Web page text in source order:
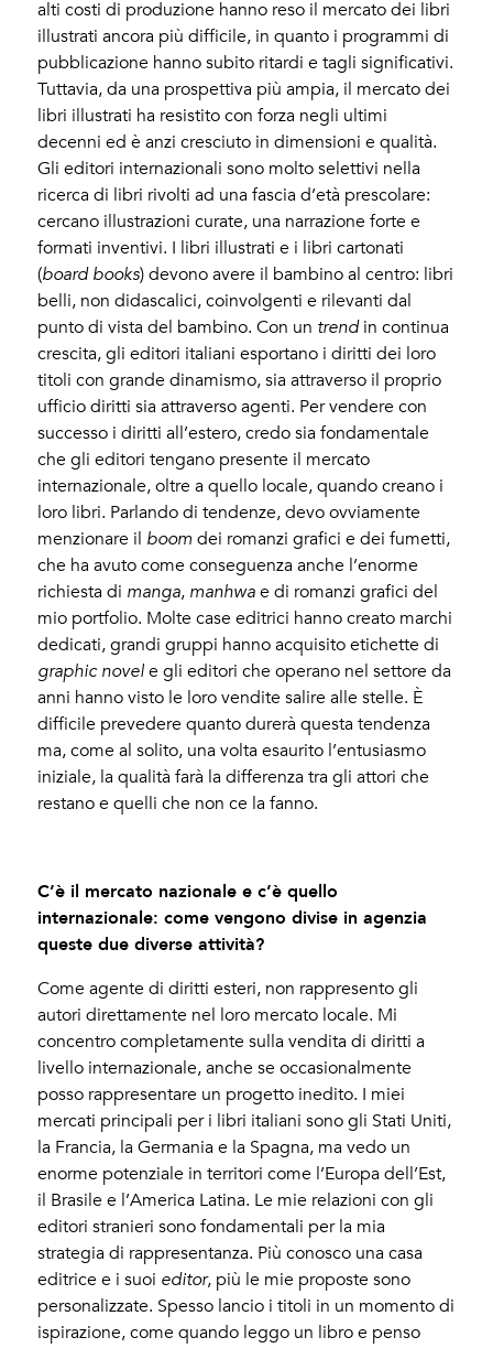
alti costi di produzione hanno reso il mercato dei libri
illustrati ancora più difficile, in quanto i programmi di
pubblicazione hanno subito ritardi e tagli significativi.
Tuttavia, da una prospettiva più ampia, il mercato dei
libri illustrati ha resistito con forza negli ultimi
decenni ed è anzi cresciuto in dimensioni e qualità.
Gli editori internazionali sono molto selettivi nella
ricerca di libri rivolti ad una fascia d’età prescolare:
cercano illustrazioni curate, una narrazione forte e
formati inventivi. I libri illustrati e i libri cartonati
(board books) devono avere il bambino al centro: libri
belli, non didascalici, coinvolgenti e rilevanti dal
punto di vista del bambino. Con un trendin continua
crescita, gli editori italiani esportano i diritti dei loro
titoli con grande dinamismo, sia attraverso il proprio
ufficio diritti sia attraverso agenti. Per vendere con
successo i diritti all’estero, credo sia fondamentale
che gli editori tengano presente il mercato
internazionale, oltre a quello locale, quando creano i
loro libri. Parlando di tendenze, devo ovviamente
menzionare il boom dei romanzi grafici e dei fumetti,
che ha avuto come conseguenza anche l’enorme
richiesta di manga, manhwa e di romanzi grafici del
mio portfolio. Molte case editrici hanno creato marchi
dedicati, grandi gruppi hanno acquisito etichette di
graphic novel e gli editori che operano nel settore da
anni hanno visto le loro vendite salire alle stelle. È
difficile prevedere quanto durerà questa tendenza
ma, come al solito, una volta esaurito l’entusiasmo
iniziale, la qualità farà la differenza tra gli attori che
restano e quelli che non ce la fanno.
C’è il mercato nazionale e c’è quello
internazionale: come vengono divise in agenzia
queste due diverse attività?
Come agente di diritti esteri, non rappresento gli
autori direttamente nel loro mercato locale. Mi
concentro completamente sulla vendita di diritti a
livello internazionale, anche se occasionalmente
posso rappresentare un progetto inedito. I miei
mercati principali per i libri italiani sono gli Stati Uniti,
la Francia, la Germania e la Spagna, ma vedo un
enorme potenziale in territori come l’Europa dell’Est,
il Brasile e l’America Latina. Le mie relazioni con gli
editori stranieri sono fondamentali per la mia
strategia di rappresentanza. Più conosco una casa
editrice e i suoi editor, più le mie proposte sono
personalizzate. Spesso lancio i titoli in un momento di
ispirazione, come quando leggo un libro e penso